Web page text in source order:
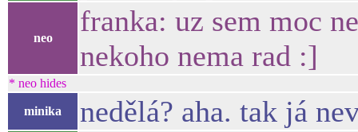
neo
franka: uz sem moc
nekoho nema rad :]
* neo hides
minika nedělá? aha. tak já